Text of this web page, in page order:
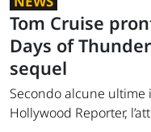
Tom Cruise
Days of
sequel
Secondo alcune
Hollywood Reporter,